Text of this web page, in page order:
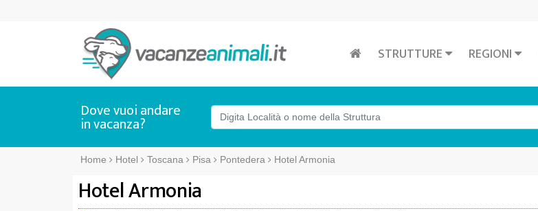
STRUTTURE REGIONI
Dove vuoi andare
in vacanza?
Home Hotel Toscana Pisa Pontedera Hotel Armonia
Hotel Armonia